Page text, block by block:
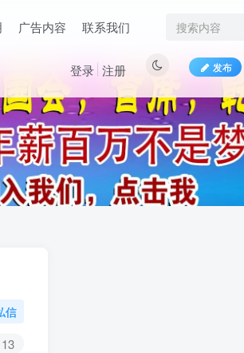
广告内容 联系我们
发布
登录 注册
信
13